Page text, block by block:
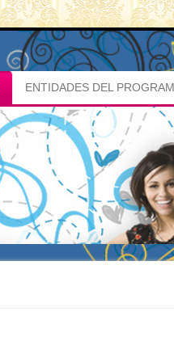
ENTIDADES DEL